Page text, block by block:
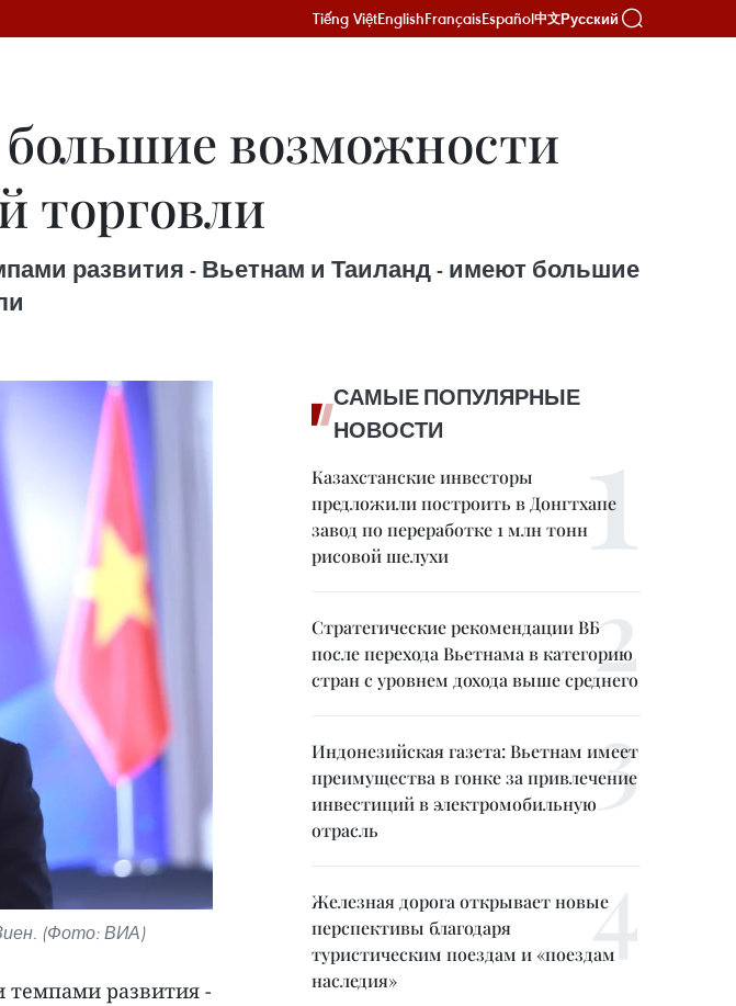
Tiếng ViệtEnglishFrançaisEspañol中文Русский
возможности
торговли
развития - Вьетнам и Таиланд - имеют большие
(Фото: ВИА)
развития -
САМЫЕ ПОПУЛЯРНЫЕ
НОВОСТИ
Казахстанские инвесторы
предложили построить в Донгтхапе
завод по переработке 1 млн тонн
рисовой шелухи
Стратегические рекомендации ВБ
после перехода Вьетнама в категорию
стран с уровнем дохода выше среднего
Индонезийская газета: Вьетнам имеет
преимущества в гонке за привлечение
инвестиций в электромобильную
отрасль
Железная дорога открывает новые
перспективы благодаря
туристическим поездам и «поездам
наследия»